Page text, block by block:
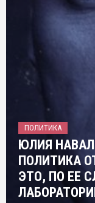
ПОЛИТИКА
ЮЛИЯ
ПОЛИТИКА
ЭТО, ПО ЕЕ